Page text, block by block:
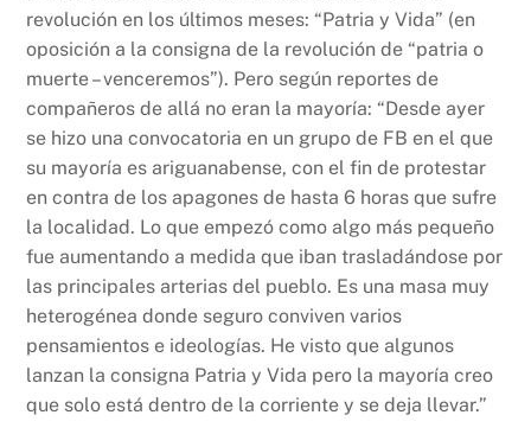
revolución en los últimos meses: “Patria y Vida” (en
oposición a la consigna de la revolución de “patria o
muerte – venceremos”). Pero según reportes de
compañeros de allá no eran la mayoría: “Desde ayer
se hizo una convocatoria en un grupo de FB en el que
su mayoría es ariguanabense, con el fin de protestar
en contra de los apagones de hasta 6 horas que sufre
la localidad. Lo que empezó como algo más pequeño
fue aumentando a medida que iban trasladándose por
las principales arterias del pueblo. Es una masa muy
heterogénea donde seguro conviven varios
pensamientos e ideologías. He visto que algunos
lanzan la consigna Patria y Vida pero la mayoría creo
que solo está dentro de la corriente y se deja llevar.”